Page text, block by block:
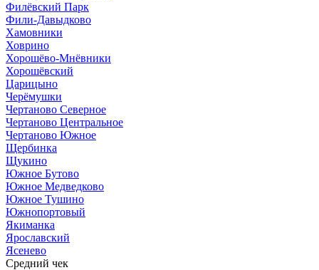
Филёвский Парк
Фили-Давыдково
Хамовники
Ховрино
Хорошёво-Мнёвники
Хорошёвский
Царицыно
Черёмушки
Чертаново Северное
Чертаново Центральное
Чертаново Южное
Щербинка
Щукино
Южное Бутово
Южное Медведково
Южное Тушино
Южнопортовый
Якиманка
Ярославский
Ясенево
Средний чек